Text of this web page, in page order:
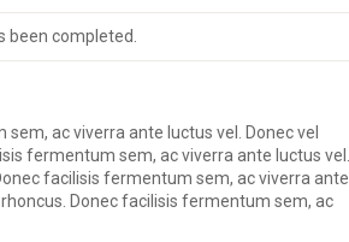
been completed.
ac viverra ante luctus vel. Donec vel
fermentum sem, ac viverra ante luctus vel.
facilisis fermentum sem, ac viverra ante
Donec facilisis fermentum sem, ac